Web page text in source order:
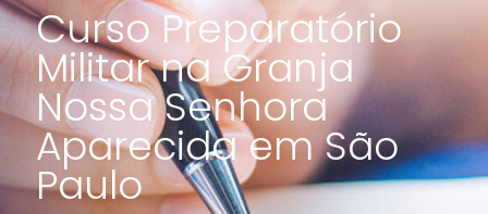
Curso Preparatório
Militar na Granja
Nossa Senhora
Aparecida em São
Paulo